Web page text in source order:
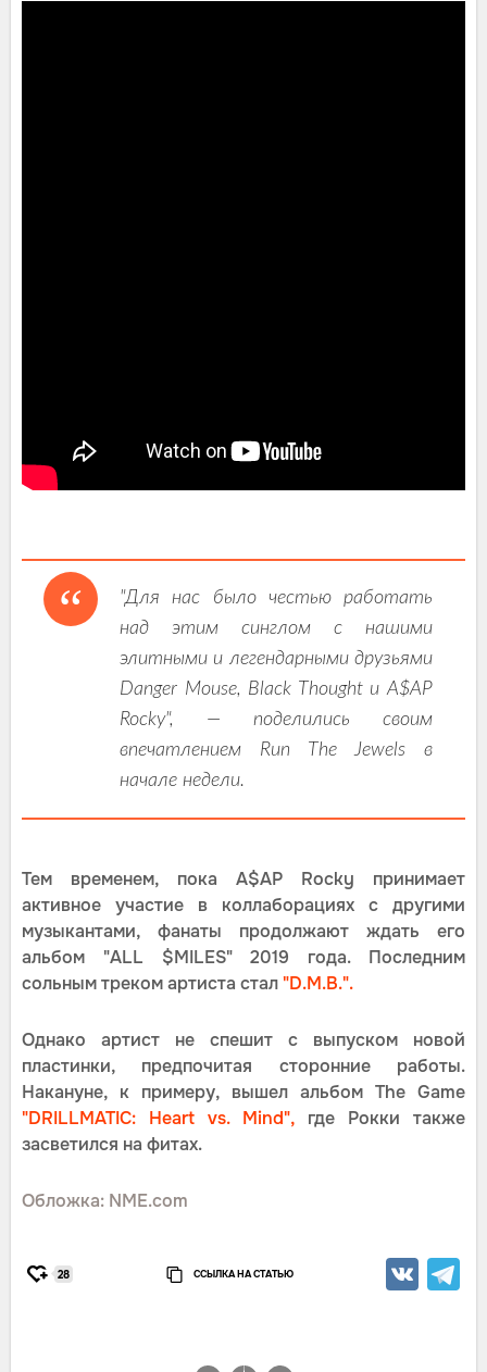
"Для нас было честью работать
над этим синглом с нашими
элитными и легендарными друзьями
Danger Mouse, Black Thought и A$AP
Rocky", — поделились своим
впечатлением Run The Jewels в
начале недели.
Тем временем, пока A$AP Rocky принимает
активное участие в коллаборациях с другими
музыкантами, фанаты продолжают ждать его
альбом "ALL $MILES" 2019 года. Последним
сольным треком артиста стал"D.M.B.".
Однако артист не спешит с выпуском новой
пластинки, предпочитая сторонние работы.
Накануне, к примеру, вышел альбом The Game
"DRILLMATIC: Heart vs. Mind", где Рокки также
засветился на фитах.
Обложка: NME.com
28 ССЫЛКА НА СТАТЬЮ